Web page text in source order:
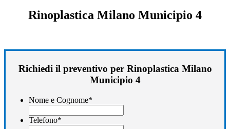
Rinoplastica Milano Municipio 4
Richiedi il preventivo per Rinoplastica Milano
Municipio 4
Nome e Cognome*
Telefono*